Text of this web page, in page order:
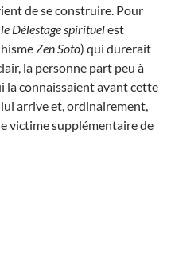
de se construire. Pour
le Délestage spirituelest
Zen Soto) qui durerait
la personne part peu à
la connaissaient avant cette
arrive et, ordinairement,
victime supplémentaire de